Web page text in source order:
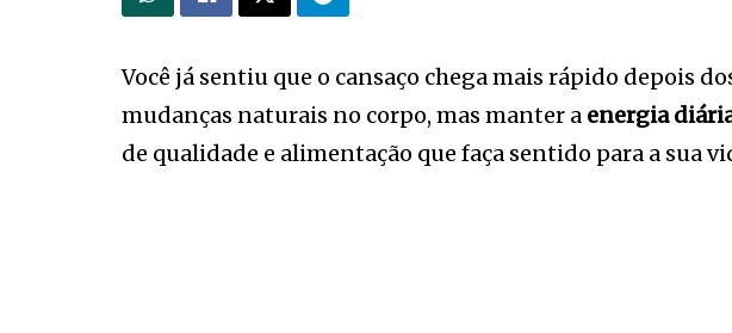
Você já sentiu que o cansaço chega mais rápido depois
mudanças naturais no corpo, mas manter a energia
de qualidade e alimentação que faça sentido para a sua